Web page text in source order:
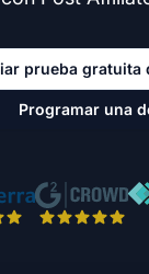
prueba gratuita
Programar una